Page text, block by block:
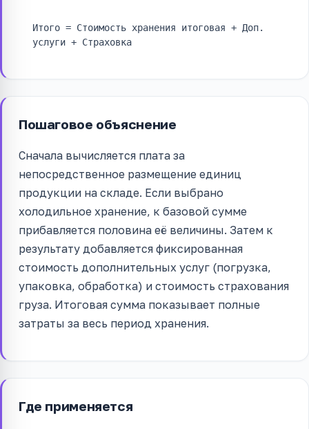
Итого = Стоимость хранения итоговая + Доп.
услуги + Страховка
Пошаговое объяснение
Сначала вычисляется плата за
непосредственное размещение единиц
продукции на складе. Если выбрано
холодильное хранение, к базовой сумме
прибавляется половина её величины. Затем к
результату добавляется фиксированная
стоимость дополнительных услуг (погрузка,
упаковка, обработка) и стоимость страхования
груза. Итоговая сумма показывает полные
затраты за весь период хранения.
Где применяется